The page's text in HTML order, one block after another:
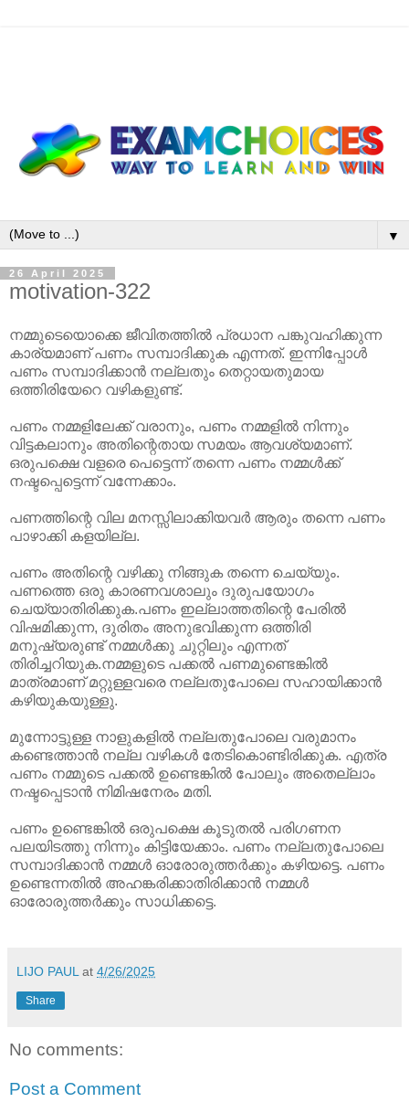
▼
26 April 2025
motivation-322
നമ്മുടെയൊക്കെ ജീവിതത്തിൽ പ്രധാന പങ്കുവഹിക്കുന്ന
കാര്യമാണ് പണം സമ്പാദിക്കുക എന്നത്. ഇന്നിപ്പോൾ
പണം സമ്പാദിക്കാൻ നല്ലതും തെറ്റായതുമായ
ഒത്തിരിയേറെ വഴികളുണ്ട്.
പണം നമ്മളിലേക്ക് വരാനും, പണം നമ്മളിൽ നിന്നും
വിട്ടകലാനും അതിന്റെതായ സമയം ആവശ്യമാണ്.
ഒരുപക്ഷെ വളരെ പെട്ടെന്ന് തന്നെ പണം നമ്മൾക്ക്
നഷ്ടപ്പെട്ടെന്ന് വന്നേക്കാം.
പണത്തിന്റെ വില മനസ്സിലാക്കിയവർ ആരും തന്നെ പണം
പാഴാക്കി കളയില്ല.
പണം അതിന്റെ വഴിക്കു നിങ്ങുക തന്നെ ചെയ്യും.
പണത്തെ ഒരു കാരണവശാലും ദുരുപയോഗം
ചെയ്യാതിരിക്കുക.പണം ഇല്ലാത്തതിന്റെ പേരിൽ
വിഷമിക്കുന്ന, ദുരിതം അനുഭവിക്കുന്ന ഒത്തിരി
മനുഷ്യരുണ്ട് നമ്മൾക്കു ചുറ്റിലും എന്നത്
തിരിച്ചറിയുക.നമ്മളുടെ പക്കൽ പണമുണ്ടെങ്കിൽ
മാത്രമാണ് മറ്റുള്ളവരെ നല്ലതുപോലെ സഹായിക്കാൻ
കഴിയുകയുള്ളു.
മുന്നോട്ടുള്ള നാളുകളിൽ നല്ലതുപോലെ വരുമാനം
കണ്ടെത്താൻ നല്ല വഴികൾ തേടികൊണ്ടിരിക്കുക. എത്ര
പണം നമ്മുടെ പക്കൽ ഉണ്ടെങ്കിൽ പോലും അതെല്ലാം
നഷ്ടപ്പെടാൻ നിമിഷനേരം മതി.
പണം ഉണ്ടെങ്കിൽ ഒരുപക്ഷെ കൂടുതൽ പരിഗണന
പലയിടത്തു നിന്നും കിട്ടിയേക്കാം. പണം നല്ലതുപോലെ
സമ്പാദിക്കാൻ നമ്മൾ ഓരോരുത്തർക്കും കഴിയട്ടെ. പണം
ഉണ്ടെന്നതിൽ അഹങ്കരിക്കാതിരിക്കാൻ നമ്മൾ
ഓരോരുത്തർക്കും സാധിക്കട്ടെ.
LIJO PAUL at 4/26/2025
Share
No comments:
Post a Comment